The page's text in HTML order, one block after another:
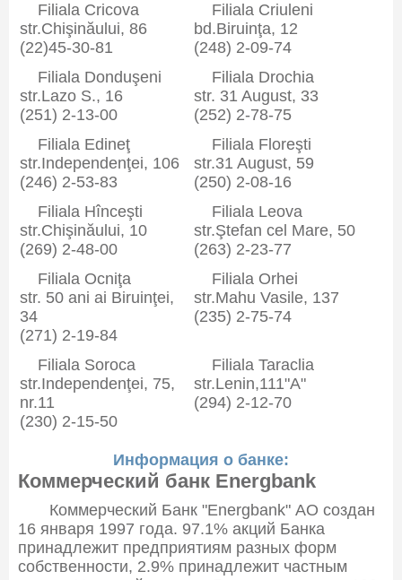
Filiala Cricova
str.Chişinăului, 86
(22)45-30-81
Filiala Criuleni
bd.Biruinţa, 12
(248) 2-09-74
Filiala Donduşeni
str.Lazo S., 16
(251) 2-13-00
Filiala Drochia
str. 31 August, 33
(252) 2-78-75
Filiala Edineţ
str.Independenţei, 106
(246) 2-53-83
Filiala Floreşti
str.31 August, 59
(250) 2-08-16
Filiala Hînceşti
str.Chişinăului, 10
(269) 2-48-00
Filiala Leova
str.Ştefan cel Mare, 50
(263) 2-23-77
Filiala Ocniţa
str. 50 ani ai Biruinţei,
34
(271) 2-19-84
Filiala Orhei
str.Mahu Vasile, 137
(235) 2-75-74
Filiala Soroca
str.Independenţei, 75,
nr.11
(230) 2-15-50
Filiala Taraclia
str.Lenin,111"A"
(294) 2-12-70
Информация о банке:
Коммерческий банк Energbank
Коммерческий Банк "Energbank" АО создан
16 января 1997 года. 97.1% акций Банка
принадлежит предприятиям разных форм
собственности, 2.9% принадлежит частным